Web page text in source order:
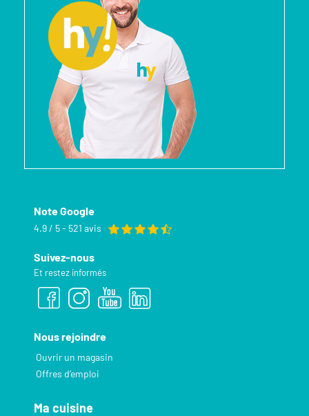
Note Google
4.9 / 5 - 521 avis
Suivez-nous
Et restez informés
Nous rejoindre
Ouvrir un magasin
Offres d’emploi
Ma cuisine